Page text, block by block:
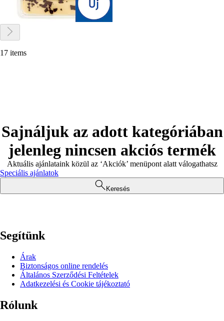
17 items
Sajnáljuk az adott kategóriában
jelenleg nincsen akciós termék
Aktuális ajánlataink közül az ‘Akciók’ menüpont alatt válogathatsz
Speciális ajánlatok
Keresés
Segítünk
Árak
Biztonságos online rendelés
Általános Szerződési Feltételek
Adatkezelési és Cookie tájékoztató
Rólunk